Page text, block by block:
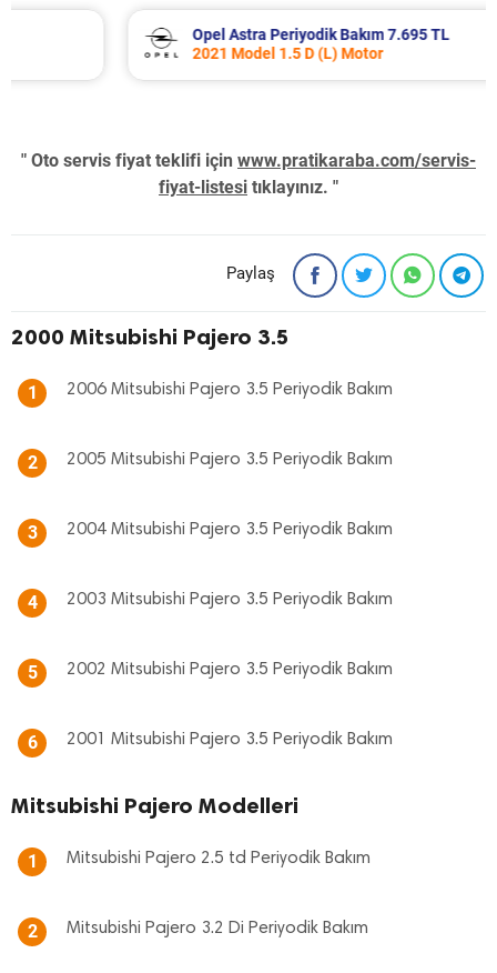
Opel Astra Periyodik Bakım 7.695 TL
2021 Model 1.5 D (L) Motor
" Oto servis fiyat teklifi için www.pratikaraba.com/servis-
fiyat-listesi tıklayınız. "
Paylaş
2000 Mitsubishi Pajero 3.5
1 2006 Mitsubishi Pajero 3.5 Periyodik Bakım
2 2005 Mitsubishi Pajero 3.5 Periyodik Bakım
3 2004 Mitsubishi Pajero 3.5 Periyodik Bakım
4 2003 Mitsubishi Pajero 3.5 Periyodik Bakım
5 2002 Mitsubishi Pajero 3.5 Periyodik Bakım
6 2001 Mitsubishi Pajero 3.5 Periyodik Bakım
Mitsubishi Pajero Modelleri
1 Mitsubishi Pajero 2.5 td Periyodik Bakım
2 Mitsubishi Pajero 3.2 Di Periyodik Bakım